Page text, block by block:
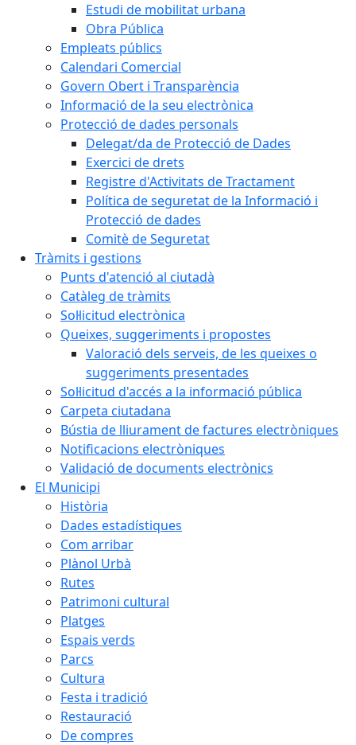
Estudi de mobilitat urbana
Obra Pública
Empleats públics
Calendari Comercial
Govern Obert i Transparència
Informació de la seu electrònica
Protecció de dades personals
Delegat/da de Protecció de Dades
Exercici de drets
Registre d'Activitats de Tractament
Política de seguretat de la Informació i
Protecció de dades
Comitè de Seguretat
Tràmits i gestions
Punts d'atenció al ciutadà
Catàleg de tràmits
Sol·licitud electrònica
Queixes, suggeriments i propostes
Valoració dels serveis, de les queixes o
suggeriments presentades
Sol·licitud d'accés a la informació pública
Carpeta ciutadana
Bústia de lliurament de factures electròniques
Notificacions electròniques
Validació de documents electrònics
El Municipi
Història
Dades estadístiques
Com arribar
Plànol Urbà
Rutes
Patrimoni cultural
Platges
Espais verds
Parcs
Cultura
Festa i tradició
Restauració
De compres